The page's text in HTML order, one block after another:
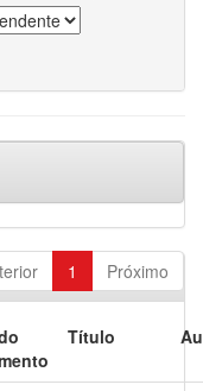
1 Próximo
Título